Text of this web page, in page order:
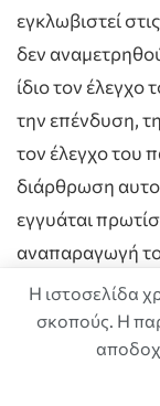
εγκλωβιστεί
δεν
ίδιο τον
την επένδυση,
τον έλεγχο του
διάρθρωση
εγγυάται
αναπαραγωγή
ύπαρξη ενός
στηρίζεται σε
και να
Η ιστοσελίδα
σκοπούς. Η